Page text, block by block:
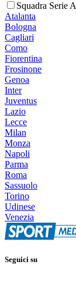
Squadra Serie A
Atalanta
Bologna
Cagliari
Como
Fiorentina
Frosinone
Genoa
Inter
Juventus
Lazio
Lecce
Milan
Monza
Napoli
Parma
Roma
Sassuolo
Torino
Udinese
Venezia
Seguici su